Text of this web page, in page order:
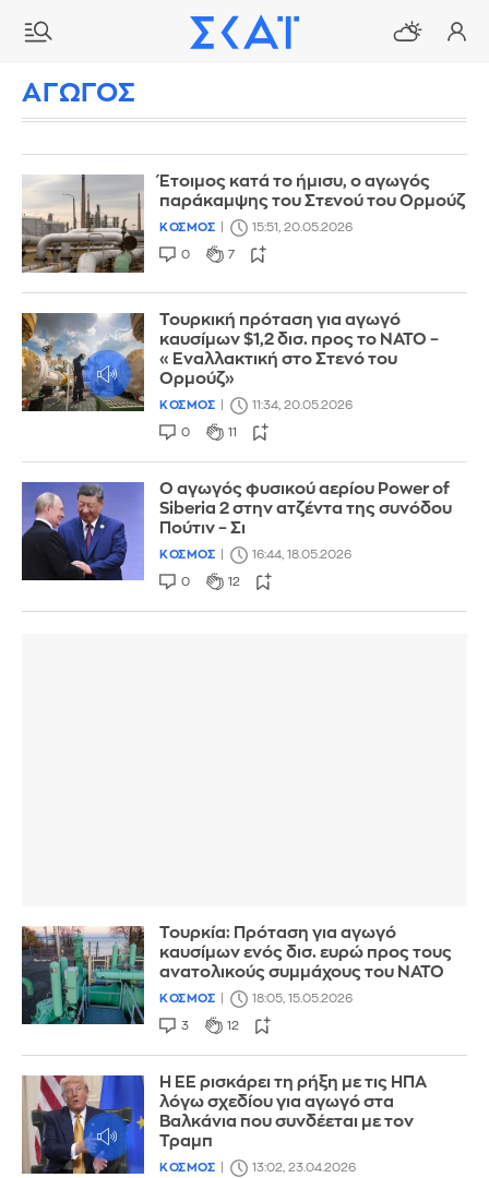
ΑΓΩΓΟΣ
Έτοιμος κατά το ήμισυ, ο αγωγός
παράκαμψης του Στενού του Ορμούζ
ΚΟΣΜΟΣ 15:51, 20.05.2026
0 7
Τουρκική πρόταση για αγωγό
καυσίμων $1,2 δισ. προς το ΝΑΤΟ –
«Εναλλακτική στο Στενό του
Ορμούζ»
ΚΟΣΜΟΣ 11:34, 20.05.2026
0 11
Ο αγωγός φυσικού αερίου Power of
Siberia 2 στην ατζέντα της συνόδου
Πούτιν – Σι
ΚΟΣΜΟΣ 16:44, 18.05.2026
0 12
Τουρκία: Πρόταση για αγωγό
καυσίμων ενός δισ. ευρώ προς τους
ανατολικούς συμμάχους του ΝΑΤΟ
ΚΟΣΜΟΣ 18:05, 15.05.2026
3 12
Η ΕΕ ρισκάρει τη ρήξη με τις ΗΠΑ
λόγω σχεδίου για αγωγό στα
Βαλκάνια που συνδέεται με τον
Τραμπ
ΚΟΣΜΟΣ 13:02, 23.04.2026